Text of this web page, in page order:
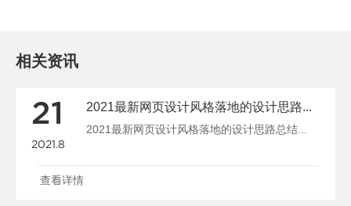
相关资讯
21
2021.8
2021最新网页设计风格落地的设计思路总结...
查看详情